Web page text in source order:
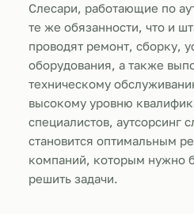
Слесари, работающие по
те же обязанности, что и
проводят ремонт, сборку,
оборудования, а также
техническому
высокому уровню
специалистов, аутсорсинг
становится оптимальным
компаний, которым нужно
решить задачи.